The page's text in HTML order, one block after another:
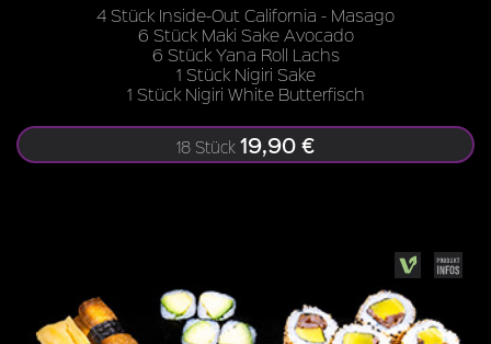
4 Stück Inside-Out California - Masago
6 Stück Maki Sake Avocado
6 Stück Yana Roll Lachs
1 Stück Nigiri Sake
1 Stück Nigiri White Butterfisch
18 Stück 19,90 €